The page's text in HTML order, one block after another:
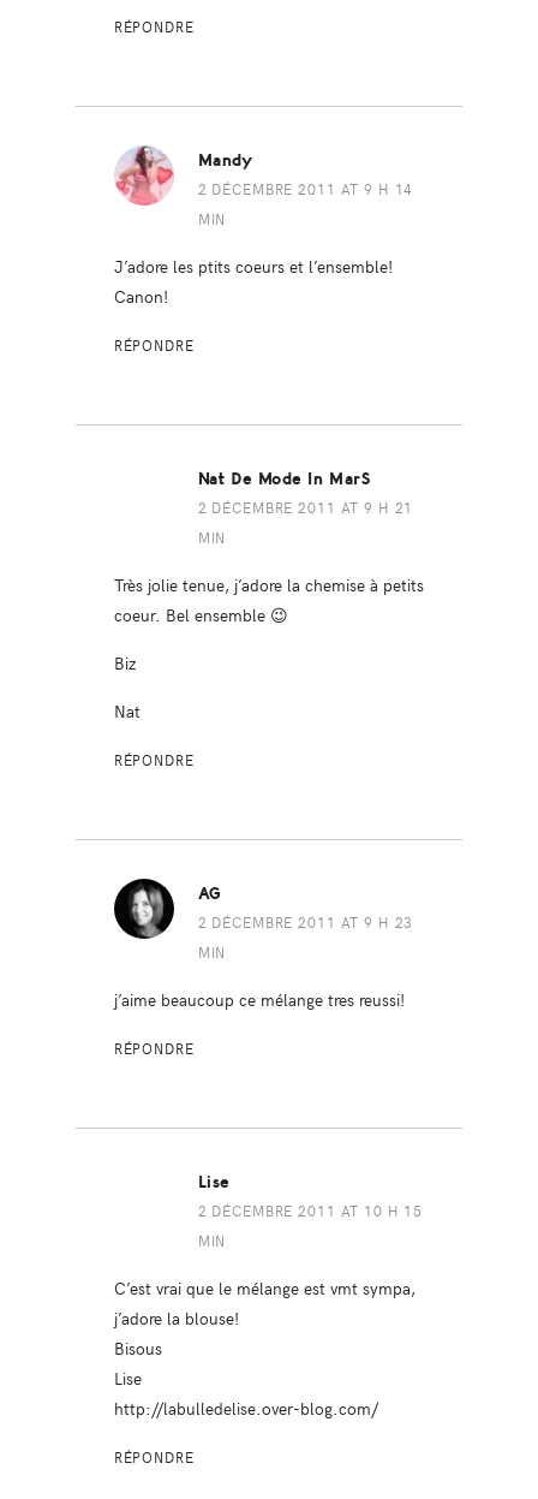
RÉPONDRE
Mandy
2 DÉCEMBRE 2011 AT 9 H 14
MIN
J’adore les ptits coeurs et l’ensemble!
Canon!
RÉPONDRE
Nat De Mode In MarS
2 DÉCEMBRE 2011 AT 9 H 21
MIN
Très jolie tenue, j’adore la chemise à petits
coeur. Bel ensemble 😉
Biz
Nat
RÉPONDRE
AG
2 DÉCEMBRE 2011 AT 9 H 23
MIN
j’aime beaucoup ce mélange tres reussi!
RÉPONDRE
Lise
2 DÉCEMBRE 2011 AT 10 H 15
MIN
C’est vrai que le mélange est vmt sympa,
j’adore la blouse!
Bisous
Lise
http://labulledelise.over-blog.com/
RÉPONDRE